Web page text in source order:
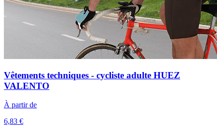
Vêtements techniques - cycliste adulte HUEZ
VALENTO
À partir de
6,83 €